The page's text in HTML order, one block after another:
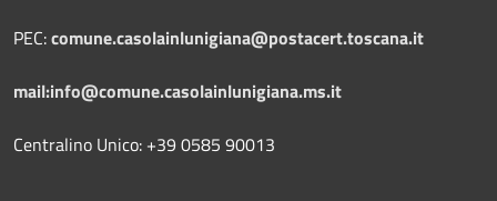
PEC:comune.casolainlunigiana@postacert.toscana.it
mail:info@comune.casolainlunigiana.ms.it
Centralino Unico: +39 0585 90013